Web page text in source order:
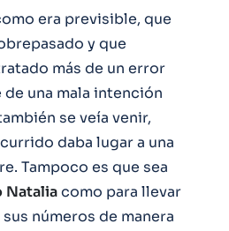
era previsible, que
y que
más de un error
una mala intención
se veía venir,
daba lugar a una
Tampoco es que sea
Nataliacomo para llevar
números de manera